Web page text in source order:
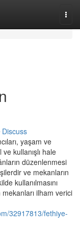
Discuss
yaşam ve
kullanışlı hale
düzenlenmesi
ve mekanların
kullanılmasını
ilham verici
32917813/fethiye-